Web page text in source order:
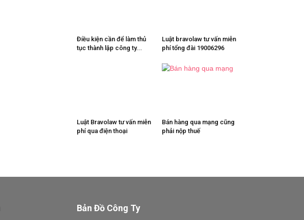
Điều kiện cần để làm thủ
tục thành lập công ty...
Luật bravolaw tư vấn miễn
phí tổng đài 19006296
Luật Bravolaw tư vấn miễn
phí qua điện thoại
Bán hàng qua mạng cũng
phải nộp thuế
Bản Đồ Công Ty